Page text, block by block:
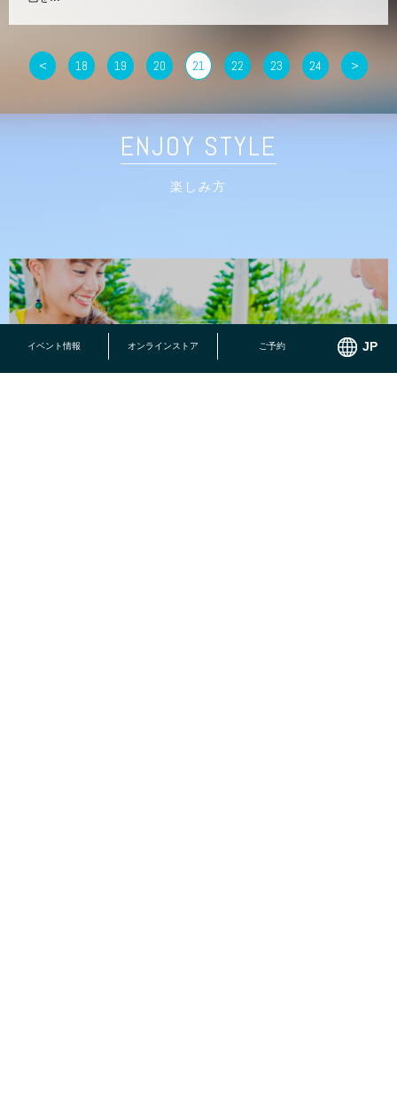
イベント情報 オンラインストア ご予約
< 18 19 20 21 22 23 24 >
ENJOY STYLE
楽しみ方